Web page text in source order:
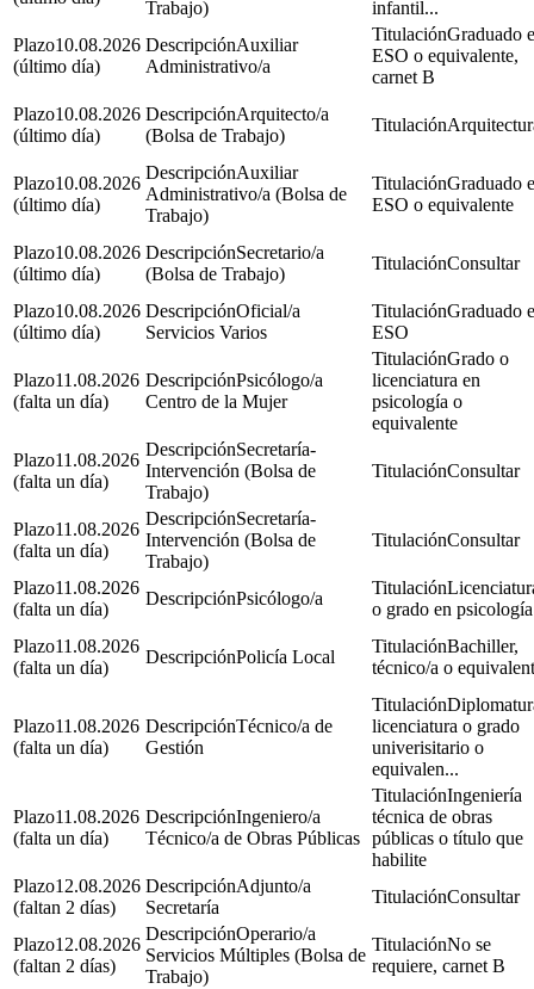
Trabajo)
infantil...
10.08.2026
(último día)
Auxiliar
Administrativo/a
Graduado
ESO o equivalente,
carnet B
10.08.2026
(último día)
Arquitecto/a
(Bolsa de Trabajo)
10.08.2026
(último día)
Auxiliar
Administrativo/a (Bolsa de
Trabajo)
Graduado
ESO o equivalente
10.08.2026
(último día)
Secretario/a
(Bolsa de Trabajo)
Consultar
10.08.2026
(último día)
Oficial/a
Servicios Varios
Graduado
ESO
11.08.2026
(falta un día)
Psicólogo/a
Centro de la Mujer
Grado o
licenciatura en
psicología o
equivalente
11.08.2026
(falta un día)
Secretaría-
Intervención (Bolsa de
Trabajo)
Consultar
11.08.2026
(falta un día)
Secretaría-
Intervención (Bolsa de
Trabajo)
Consultar
11.08.2026
(falta un día)
Psicólogo/a
o grado en psicología
11.08.2026
(falta un día)
Policía Local
Bachiller,
técnico/a o
11.08.2026
(falta un día)
Técnico/a de
Gestión
licenciatura o grado
univerisitario o
equivalen...
11.08.2026
(falta un día)
Ingeniero/a
Técnico/a de Obras Públicas
Ingeniería
técnica de obras
públicas o título que
habilite
12.08.2026
(faltan 2 días)
Adjunto/a
Secretaría
Consultar
12.08.2026
(faltan 2 días)
Operario/a
Servicios Múltiples (Bolsa de
Trabajo)
No se
requiere, carnet B